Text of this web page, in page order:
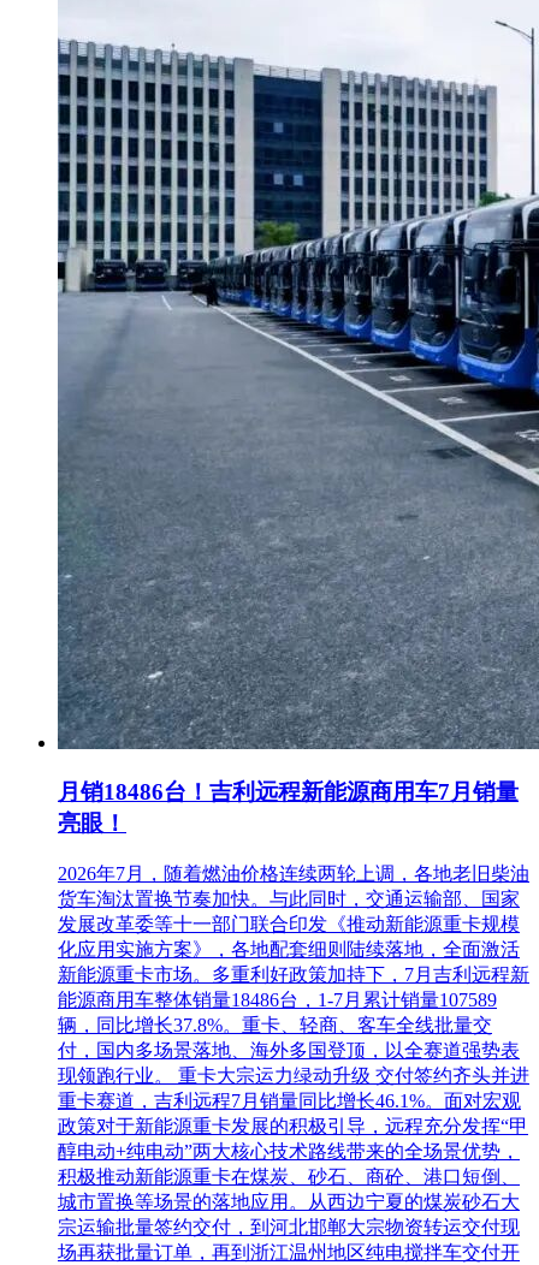
月销18486台！吉利远程新能源商用车7月销量
亮眼！
2026年7月，随着燃油价格连续两轮上调，各地老旧柴油
货车淘汰置换节奏加快。与此同时，交通运输部、国家
发展改革委等十一部门联合印发《推动新能源重卡规模
化应用实施方案》，各地配套细则陆续落地，全面激活
新能源重卡市场。多重利好政策加持下，7月吉利远程新
能源商用车整体销量18486台，1-7月累计销量107589
辆，同比增长37.8%。重卡、轻商、客车全线批量交
付，国内多场景落地、海外多国登顶，以全赛道强势表
现领跑行业。 重卡大宗运力绿动升级 交付签约齐头并进
重卡赛道，吉利远程7月销量同比增长46.1%。面对宏观
政策对于新能源重卡发展的积极引导，远程充分发挥“甲
醇电动+纯电动”两大核心技术路线带来的全场景优势，
积极推动新能源重卡在煤炭、砂石、商砼、港口短倒、
城市置换等场景的落地应用。从西边宁夏的煤炭砂石大
宗运输批量签约交付，到河北邯郸大宗物资转运交付现
场再获批量订单，再到浙江温州地区纯电搅拌车交付开